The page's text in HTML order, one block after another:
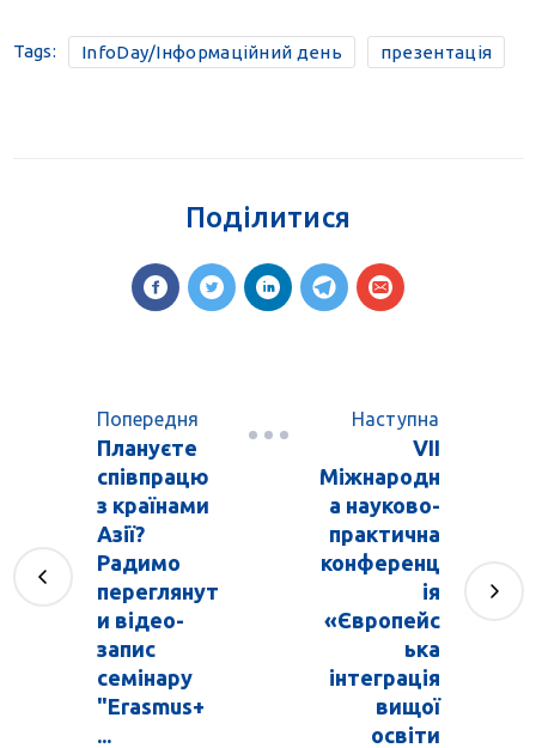
Tags: InfoDay/Інформаційний день презентація
Поділитися
Попередня
Плануєте
співпрацю
з країнами
Азії?
Радимо
переглянут
и відео-
запис
семінару
"Erasmus+
...
Наступна
VІІ
Міжнародн
а науково-
практична
конференц
ія
«Європейс
ька
інтеграція
вищої
освіти